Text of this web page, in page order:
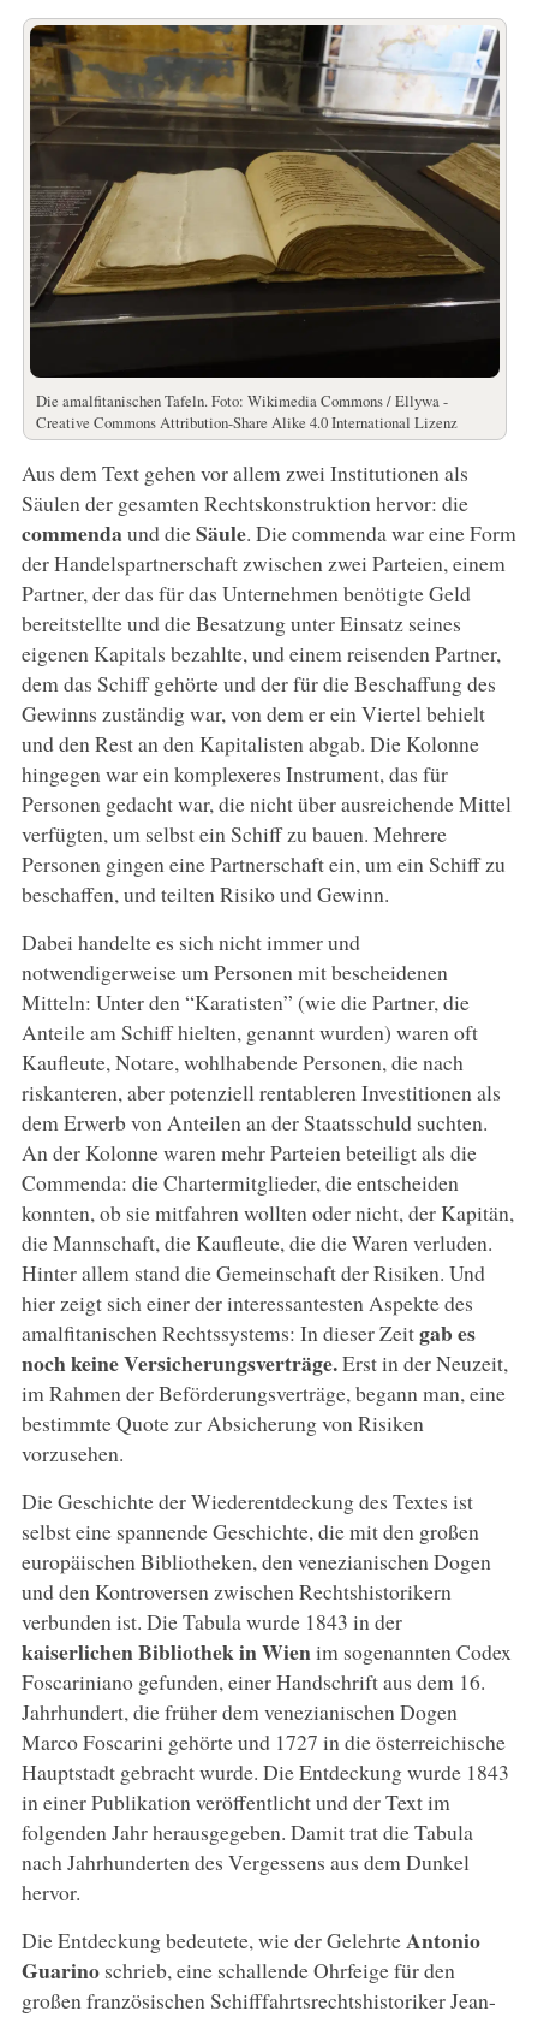
Die amalfitanischen Tafeln. Foto: Wikimedia Commons / Ellywa -
Creative Commons Attribution-Share Alike 4.0 International Lizenz
Aus dem Text gehen vor allem zwei Institutionen als
Säulen der gesamten Rechtskonstruktion hervor: die
commendaund dieSäule. Die commenda war eine Form
der Handelspartnerschaft zwischen zwei Parteien, einem
Partner, der das für das Unternehmen benötigte Geld
bereitstellte und die Besatzung unter Einsatz seines
eigenen Kapitals bezahlte, und einem reisenden Partner,
dem das Schiff gehörte und der für die Beschaffung des
Gewinns zuständig war, von dem er ein Viertel behielt
und den Rest an den Kapitalisten abgab. Die Kolonne
hingegen war ein komplexeres Instrument, das für
Personen gedacht war, die nicht über ausreichende Mittel
verfügten, um selbst ein Schiff zu bauen. Mehrere
Personen gingen eine Partnerschaft ein, um ein Schiff zu
beschaffen, und teilten Risiko und Gewinn.
Dabei handelte es sich nicht immer und
notwendigerweise um Personen mit bescheidenen
Mitteln: Unter den “Karatisten” (wie die Partner, die
Anteile am Schiff hielten, genannt wurden) waren oft
Kaufleute, Notare, wohlhabende Personen, die nach
riskanteren, aber potenziell rentableren Investitionen als
dem Erwerb von Anteilen an der Staatsschuld suchten.
An der Kolonne waren mehr Parteien beteiligt als die
Commenda: die Chartermitglieder, die entscheiden
konnten, ob sie mitfahren wollten oder nicht, der Kapitän,
die Mannschaft, die Kaufleute, die die Waren verluden.
Hinter allem stand die Gemeinschaft der Risiken. Und
hier zeigt sich einer der interessantesten Aspekte des
amalfitanischen Rechtssystems: In dieser Zeitgab es
noch keine Versicherungsverträge.Erst in der Neuzeit,
im Rahmen der Beförderungsverträge, begann man, eine
bestimmte Quote zur Absicherung von Risiken
vorzusehen.
Die Geschichte der Wiederentdeckung des Textes ist
selbst eine spannende Geschichte, die mit den großen
europäischen Bibliotheken, den venezianischen Dogen
und den Kontroversen zwischen Rechtshistorikern
verbunden ist. Die Tabula wurde 1843 in der
kaiserlichen Bibliothek in Wienim sogenannten Codex
Foscariniano gefunden, einer Handschrift aus dem 16.
Jahrhundert, die früher dem venezianischen Dogen
Marco Foscarini gehörte und 1727 in die österreichische
Hauptstadt gebracht wurde. Die Entdeckung wurde 1843
in einer Publikation veröffentlicht und der Text im
folgenden Jahr herausgegeben. Damit trat die Tabula
nach Jahrhunderten des Vergessens aus dem Dunkel
hervor.
Die Entdeckung bedeutete, wie der GelehrteAntonio
Guarinoschrieb, eine schallende Ohrfeige für den
großen französischen Schifffahrtsrechtshistoriker Jean-